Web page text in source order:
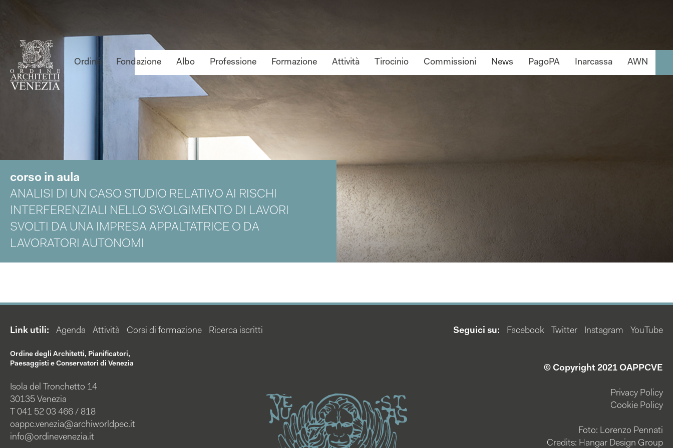
Ordine Fondazione Albo Professione Formazione Attività Tirocinio Commissioni News PagoPA Inarcassa AWN
corso in aula
ANALISI DI UN CASO STUDIO RELATIVO AI RISCHI
INTERFERENZIALI NELLO SVOLGIMENTO DI LAVORI
SVOLTI DA UNA IMPRESA APPALTATRICE O DA
LAVORATORI AUTONOMI
Link utili: Agenda Attività Corsi di formazione Ricerca iscritti
Ordine degli Architetti, Pianificatori,
Paesaggisti e Conservatori di Venezia
Isola del Tronchetto 14
30135 Venezia
T 041 52 03 466 / 818
oappc.venezia@archiworldpec.it
info@ordinevenezia.it
Seguici su: Facebook Twitter Instagram YouTube
© Copyright 2021 OAPPCVE
Privacy Policy
Cookie Policy
Foto: Lorenzo Pennati
Credits: Hangar Design Group